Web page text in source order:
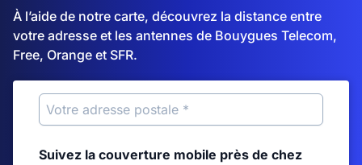
À l’aide de notre carte, découvrez la distance entre
votre adresse et les antennes de Bouygues Telecom,
Free, Orange et SFR.
Suivez la couverture mobile près de chez